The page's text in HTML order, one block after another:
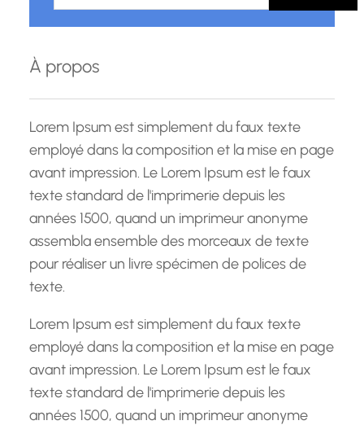
h
r
c
h
À propos
Lorem Ipsum est simplement du faux texte
employé dans la composition et la mise en page
avant impression. Le Lorem Ipsum est le faux
texte standard de l'imprimerie depuis les
années 1500, quand un imprimeur anonyme
assembla ensemble des morceaux de texte
pour réaliser un livre spécimen de polices de
texte.
Lorem Ipsum est simplement du faux texte
employé dans la composition et la mise en page
avant impression. Le Lorem Ipsum est le faux
texte standard de l'imprimerie depuis les
années 1500, quand un imprimeur anonyme